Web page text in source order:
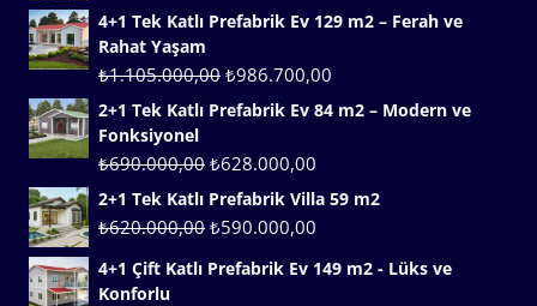
4+1 Tek Katlı Prefabrik Ev 129 m2 – Ferah ve
Rahat Yaşam
₺1.105.000,00 ₺986.700,00
2+1 Tek Katlı Prefabrik Ev 84 m2 – Modern ve
Fonksiyonel
₺690.000,00 ₺628.000,00
2+1 Tek Katlı Prefabrik Villa 59 m2
₺620.000,00 ₺590.000,00
4+1 Çift Katlı Prefabrik Ev 149 m2 - Lüks ve
Konforlu